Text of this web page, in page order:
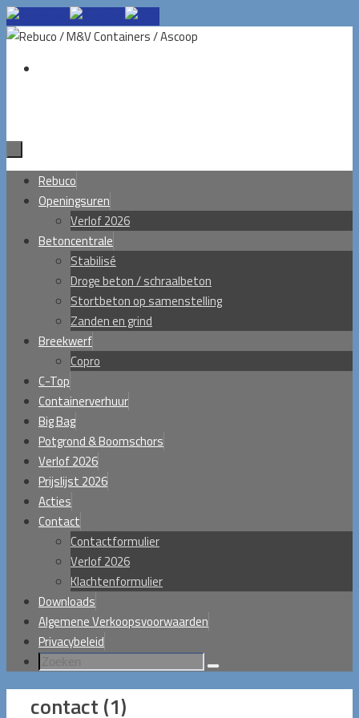
Ga
naar
inhoud
naar
inhoud
Rebuco
Openingsuren
Verlof 2026
Betoncentrale
Stabilisé
Droge beton / schraalbeton
Stortbeton op samenstelling
Zanden en grind
Breekwerf
Copro
C-Top
Containerverhuur
Big Bag
Potgrond & Boomschors
Verlof 2026
Prijslijst 2026
Acties
Contact
Contactformulier
Verlof 2026
Klachtenformulier
Downloads
Algemene Verkoopsvoorwaarden
Privacybeleid
Zoeken
contact (1)